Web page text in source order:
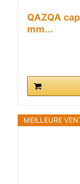
QAZQA
mm...
MEILLEURE